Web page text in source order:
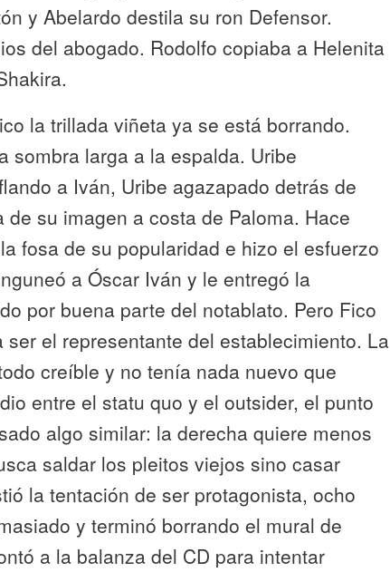
y Abelardo destila su ron Defensor.
del abogado. Rodolfo copiaba a Helenita
la trillada viñeta ya se está borrando.
sombra larga a la espalda. Uribe
a Iván, Uribe agazapado detrás de
su imagen a costa de Paloma. Hace
fosa de su popularidad e hizo el esfuerzo
a Óscar Iván y le entregó la
por buena parte del notablato. Pero Fico
el representante del establecimiento. La
creíble y no tenía nada nuevo que
entre el statu quo y el outsider, el punto
algo similar: la derecha quiere menos
saldar los pleitos viejos sino casar
la tentación de ser protagonista, ocho
y terminó borrando el mural de
a la balanza del CD para intentar